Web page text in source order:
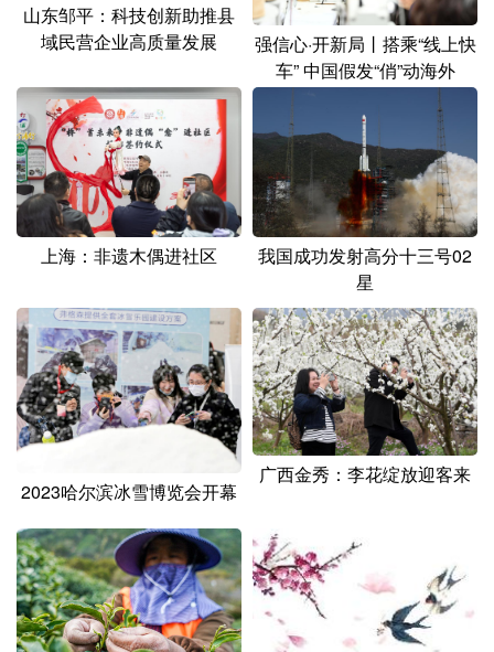
山东邹平：科技创新助推县
域民营企业高质量发展
强信心·开新局丨搭乘“线上快
车” 中国假发“俏”动海外
上海：非遗木偶进社区
我国成功发射高分十三号02
星
2023哈尔滨冰雪博览会开幕
广西金秀：李花绽放迎客来